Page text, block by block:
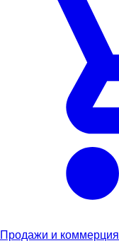
Продажи и коммерция